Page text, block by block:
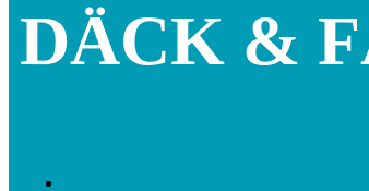
DÄCK &